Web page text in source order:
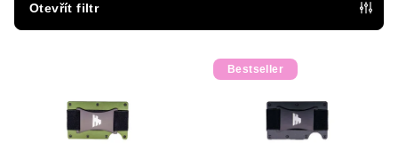
r
Otevřít filtr
Bestseller